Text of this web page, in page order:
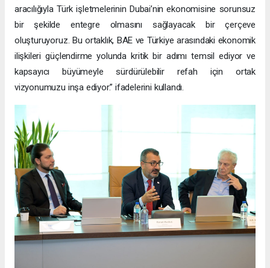
aracılığıyla Türk işletmelerinin Dubai’nin ekonomisine sorunsuz
bir şekilde entegre olmasını sağlayacak bir çerçeve
oluşturuyoruz. Bu ortaklık, BAE ve Türkiye arasındaki ekonomik
ilişkileri güçlendirme yolunda kritik bir adımı temsil ediyor ve
kapsayıcı büyümeyle sürdürülebilir refah için ortak
vizyonumuzu inşa ediyor.” ifadelerini kullandı.